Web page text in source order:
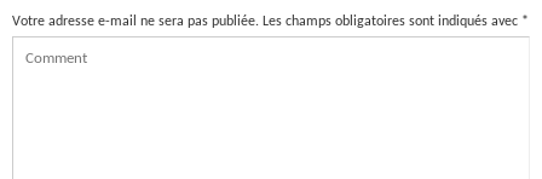
Votre adresse e-mail ne sera pas publiée. Les champs obligatoires sont indiqués avec *